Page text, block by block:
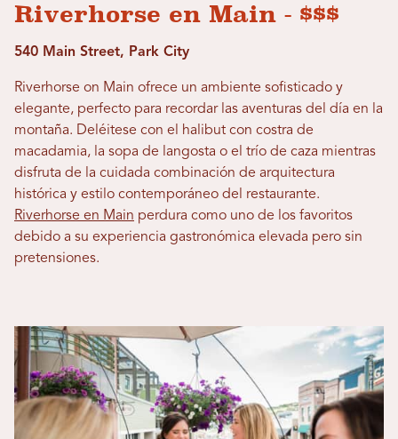
Riverhorse en Main - $$$
540 Main Street, Park City
Riverhorse on Main ofrece un ambiente sofisticado y
elegante, perfecto para recordar las aventuras del día en la
montaña. Deléitese con el halibut con costra de
macadamia, la sopa de langosta o el trío de caza mientras
disfruta de la cuidada combinación de arquitectura
histórica y estilo contemporáneo del restaurante.
Riverhorse en Main perdura como uno de los favoritos
debido a su experiencia gastronómica elevada pero sin
pretensiones.